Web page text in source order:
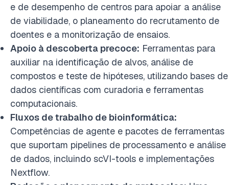
e de desempenho de centros para apoiar a análise
de viabilidade, o planeamento do recrutamento de
doentes e a monitorização de ensaios.
Apoio à descoberta precoce: Ferramentas para
auxiliar na identificação de alvos, análise de
compostos e teste de hipóteses, utilizando bases de
dados científicas com curadoria e ferramentas
computacionais.
Fluxos de trabalho de bioinformática:
Competências de agente e pacotes de ferramentas
que suportam pipelines de processamento e análise
de dados, incluindo scVI-tools e implementações
Nextflow.